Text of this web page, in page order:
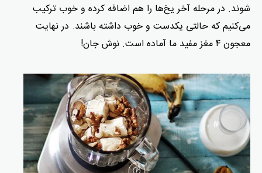
شوند. در مرحله آخر یخ‌ها را هم اضافه کرده و خوب ترکیب
می‌کنیم که حالتی یکدست و خوب داشته باشند. در نهایت
معجون ۴ مغز مفید ما آماده است. نوش جان!